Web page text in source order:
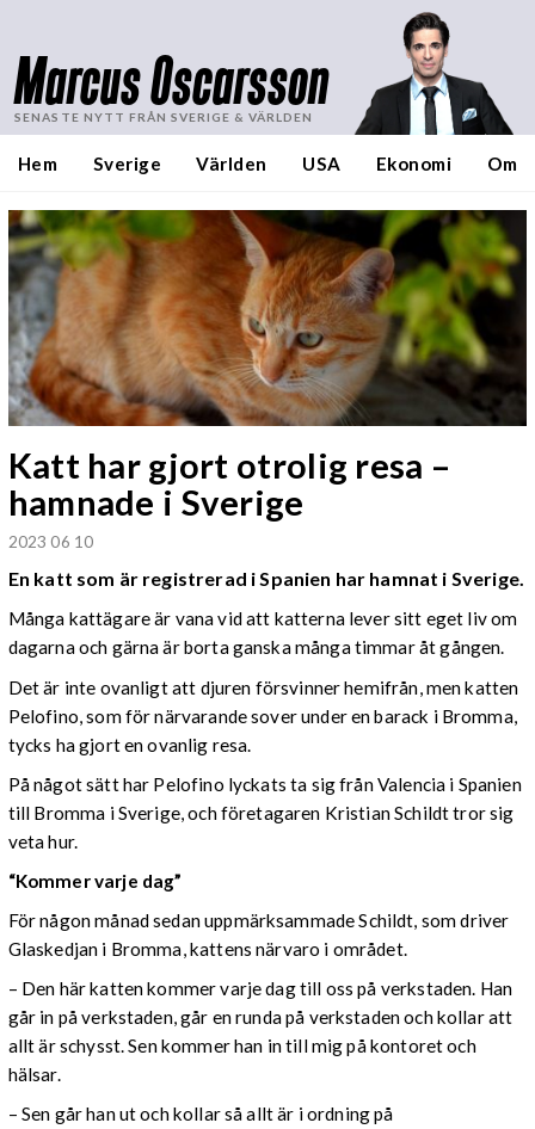
Marcus Oscarsson
SENASTE NYTT FRÅN SVERIGE & VÄRLDEN
Hem Sverige Världen USA Ekonomi Om
Katt har gjort otrolig resa –
hamnade i Sverige
2023 06 10
En katt som är registrerad i Spanien har hamnat i Sverige.
Många kattägare är vana vid att katterna lever sitt eget liv om
dagarna och gärna är borta ganska många timmar åt gången.
Det är inte ovanligt att djuren försvinner hemifrån, men katten
Pelofino, som för närvarande sover under en barack i Bromma,
tycks ha gjort en ovanlig resa.
På något sätt har Pelofino lyckats ta sig från Valencia i Spanien
till Bromma i Sverige, och företagaren Kristian Schildt tror sig
veta hur.
“Kommer varje dag”
För någon månad sedan uppmärksammade Schildt, som driver
Glaskedjan i Bromma, kattens närvaro i området.
– Den här katten kommer varje dag till oss på verkstaden. Han
går in på verkstaden, går en runda på verkstaden och kollar att
allt är schysst. Sen kommer han in till mig på kontoret och
hälsar.
– Sen går han ut och kollar så allt är i ordning på